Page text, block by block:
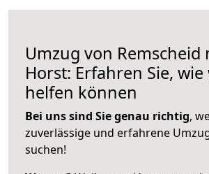
Umzug von Remscheid
Horst: Erfahren Sie,
helfen können
Bei uns sind Sie genau richtig,
zuverlässige und erfahrene
suchen!